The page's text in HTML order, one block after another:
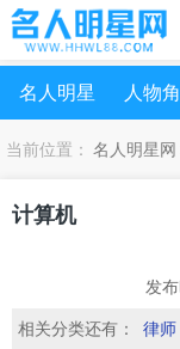
名人明星 人物
当前位置： 名人明星网
计算机
发
相关分类还有： 律师